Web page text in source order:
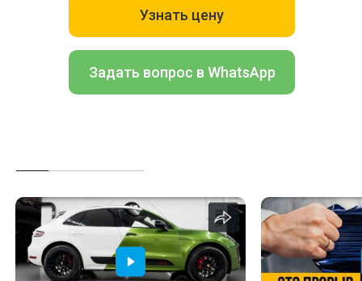
Узнать цену
Задать вопрос в WhatsApp